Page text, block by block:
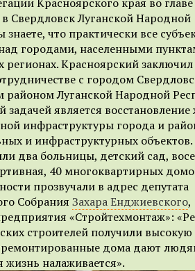
Свердловск Луганской Народной
знаете, что практически все
городами, населенными
регионах. Красноярский заключил
с городом
районом Луганской Народной
задачей является
инфраструктуры города и
и инфраструктурных объектов.
два больницы, детский сад,
40 многоквартирных
прозвучали в адрес депутата
Собрания Захара Енджиевского,
«Стройтехмонтаж»:
строителей получили
дома дают
жизнь налаживается».